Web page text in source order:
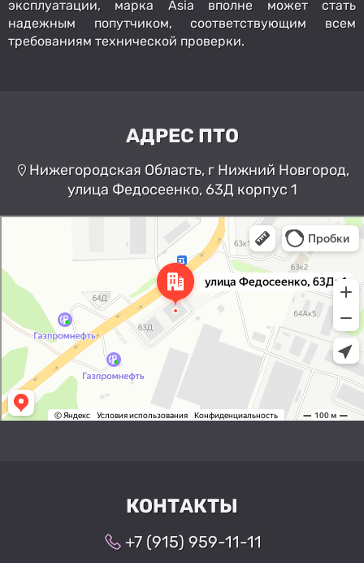
эксплуатации, марка Asia вполне может стать
надежным попутчиком, соответствующим всем
требованиям технической проверки.
АДРЕС ПТО
Нижегородская Область, г Нижний Новгород,
улица Федосеенко, 63Д корпус 1
Нижний Новгород
Улица Федосеенко, 63Дк1 —
Яндекс Карты
КОНТАКТЫ
+7 (915) 959-11-11